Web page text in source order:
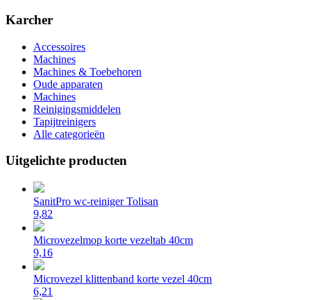
Karcher
Accessoires
Machines
Machines & Toebehoren
Oude apparaten
Machines
Reinigingsmiddelen
Tapijtreinigers
Alle categorieën
Uitgelichte producten
SanitPro wc-reiniger Tolisan
9,82
Microvezelmop korte vezeltab 40cm
9,16
Microvezel klittenband korte vezel 40cm
6,21